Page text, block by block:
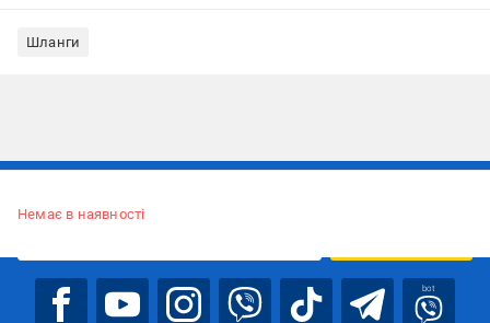
Шланги
Немає в наявності
bot